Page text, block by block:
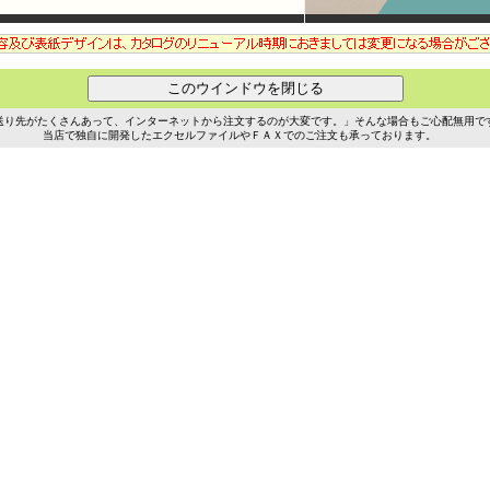
り先がたくさんあって、インターネットから注文するのが大変です。」そんな場合もご心配無用で
当店で独自に開発したエクセルファイルやＦＡＸでのご注文も承っております。